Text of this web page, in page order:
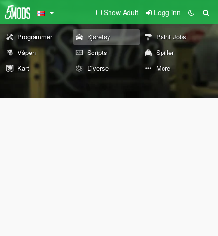
Show Adult Logg inn
Programmer Kjøretøy
Paint Jobs
Våpen
Scripts
Spiller
Kart
Diverse More